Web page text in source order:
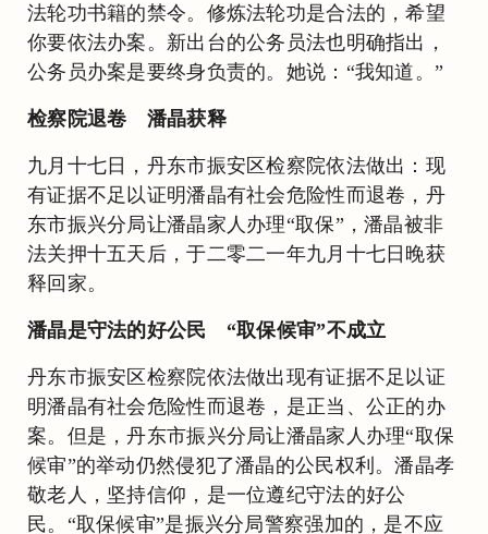
法轮功书籍的禁令。修炼法轮功是合法的，希望
你要依法办案。新出台的公务员法也明确指出，
公务员办案是要终身负责的。她说：“我知道。”
检察院退卷 潘晶获释
九月十七日，丹东市振安区检察院依法做出：现
有证据不足以证明潘晶有社会危险性而退卷，丹
东市振兴分局让潘晶家人办理“取保”，潘晶被非
法关押十五天后，于二零二一年九月十七日晚获
释回家。
潘晶是守法的好公民 “取保候审”不成立
丹东市振安区检察院依法做出现有证据不足以证
明潘晶有社会危险性而退卷，是正当、公正的办
案。但是，丹东市振兴分局让潘晶家人办理“取保
候审”的举动仍然侵犯了潘晶的公民权利。潘晶孝
敬老人，坚持信仰，是一位遵纪守法的好公
民。“取保候审”是振兴分局警察强加的，是不应